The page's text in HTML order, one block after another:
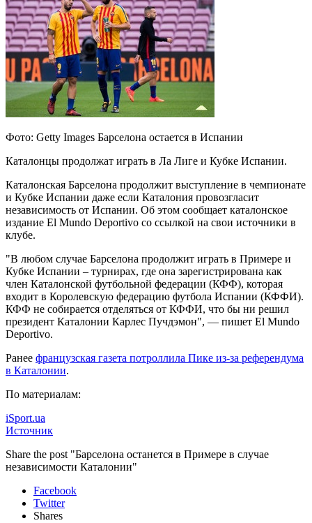
Фото: Getty Images Барселона остается в Испании
Каталонцы продолжат играть в Ла Лиге и Кубке Испании.
Каталонская Барселона продолжит выступление в чемпионате
и Кубке Испании даже если Каталония провозгласит
независимость от Испании. Об этом сообщает каталонское
издание El Mundo Deportivo со ссылкой на свои источники в
клубе.
"В любом случае Барселона продолжит играть в Примере и
Кубке Испании – турнирах, где она зарегистрирована как
член Каталонской футбольной федерации (КФФ), которая
входит в Королевскую федерацию футбола Испании (КФФИ).
КФФ не собирается отделяться от КФФИ, что бы ни решил
президент Каталонии Карлес Пучдэмон", — пишет El Mundo
Deportivo.
Ранее французская газета потроллила Пике из-за референдума
в Каталонии.
По материалам:
iSport.ua
Источник
Share the post "Барселона останется в Примере в случае
независимости Каталонии"
Facebook
Twitter
Shares